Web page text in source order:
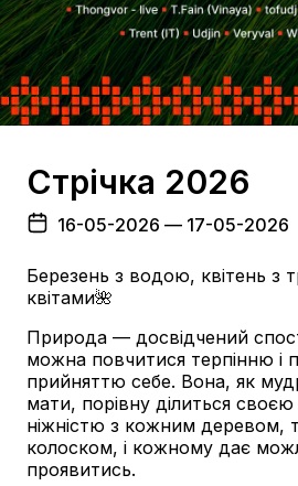
Стрічка 2026
16-05-2026 — 17-05-2026
Березень з водою, квітень з
квітами🌺
Природа — досвідчений
можна повчитися терпінню і
прийняттю себе. Вона, як
мати, порівну ділиться
ніжністю з кожним деревом,
колоском, і кожному дає
проявитись.